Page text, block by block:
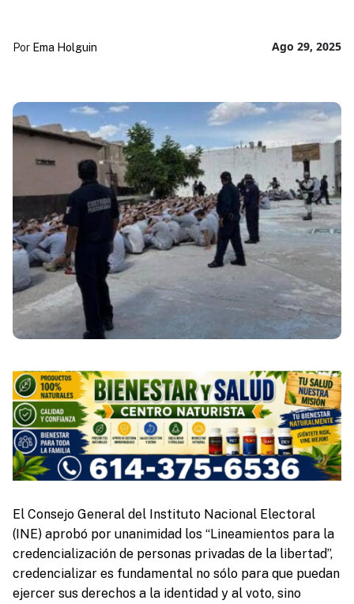
Ago 29, 2025
Por Ema Holguin
El Consejo General del Instituto Nacional Electoral
(INE) aprobó por unanimidad los “Lineamientos para la
credencialización de personas privadas de la libertad”,
credencializar es fundamental no sólo para que puedan
ejercer sus derechos a la identidad y al voto, sino